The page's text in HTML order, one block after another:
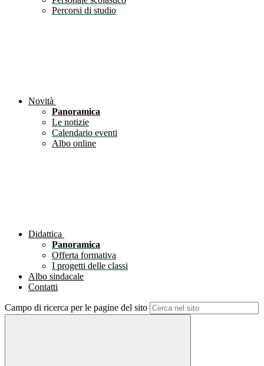
Percorsi di studio
Novità
Panoramica
Le notizie
Calendario eventi
Albo online
Didattica
Panoramica
Offerta formativa
I progetti delle classi
Albo sindacale
Contatti
Campo di ricerca per le pagine del sito